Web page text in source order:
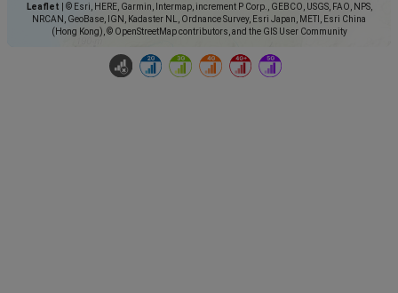
Leaflet
© Esri, HERE, Garmin, Intermap, increment P Corp., GEBCO, USGS, FAO, NPS,
NRCAN, GeoBase, IGN, Kadaster NL, Ordnance Survey, Esri Japan, METI, Esri China
(Hong Kong), © OpenStreetMap contributors, and the GIS User Community